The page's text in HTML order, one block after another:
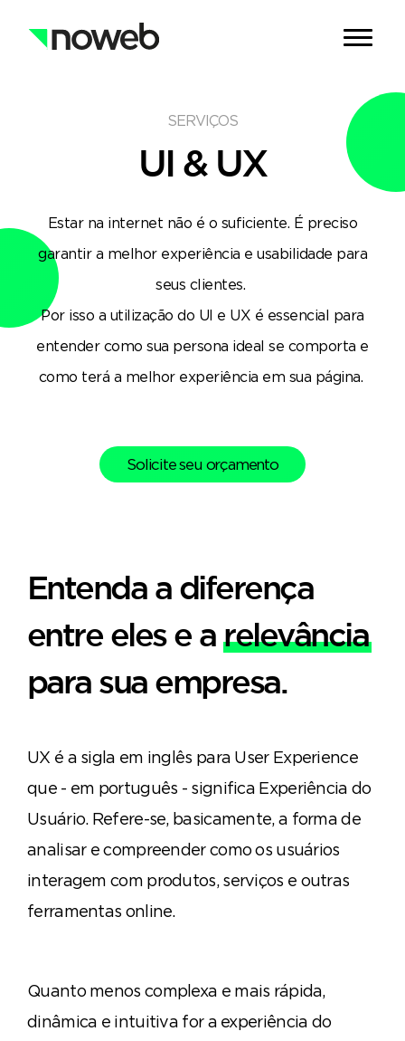
SERVIÇOS
UI & UX
Estar na internet não é o suficiente. É preciso
garantir a melhor experiência e usabilidade para
seus clientes.
Por isso a utilização do UI e UX é essencial para
entender como sua persona ideal se comporta e
como terá a melhor experiência em sua página.
Solicite seu orçamento
Entenda a diferença
entre eles e arelevância
para sua empresa.
UX é a sigla em inglês para User Experience
que - em português - significa Experiência do
Usuário. Refere-se, basicamente, a forma de
analisar e compreender como os usuários
interagem com produtos, serviços e outras
ferramentas online.
Quanto menos complexa e mais rápida,
dinâmica e intuitiva for a experiência do